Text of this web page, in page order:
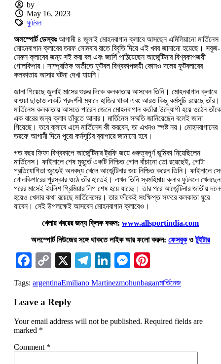
by
May 16, 2023
ফুটবল
অলস্পোর্ট ডেস্কঃআগামী ৪ জুলাই মোহনবাগান ক্লাবে আসছেন এমিলিয়ানো
মোহনবাগান ক্লাবের তরফ সোমবার রাতে বিবৃতি দিয়ে এই খবর জানানো হয়েছে। সবুজ-
মেরুন ক্লাবের জন্য সই করা বল এবং জার্সি পাঠিয়েছেন আর্জেন্টিনার বিশ্বকাপজয়ী
গোলকিপার। সাম্প্রতিক অতীতে ফুটবল বিশ্বকাপজয়ী কোনও দলের ফুটবলারের
কলকাতায় আসার ঘটনা দেখা যায়নি।
জানা গিয়েছে জুলাই মাসের শুরুর দিকে কলকাতায় আসবেন তিনি। মোহনবাগান ক্লাবে
যাওয়া ছাড়াও একটি প্রদর্শনী ম্যাচে হাজির থাকা এবং আরও কিছু কর্মসূচি রয়েছে তাঁর।
মার্তিনেস কলকাতায় আসতে পারেন জেনে মোহনবাগান কর্তারা উদ্যোগী হয়ে ওঠেন তাঁকে
এক বারের জন্য ক্লাব তাঁবুতে আনার। মার্তিনেস সম্মতি জানিয়েছেন বলেই জানা
গিয়েছে। তবে ক্লাবে এসে মার্তিনেস কী করবেন, তা এখনও স্পষ্ট নয়। মোহনবাগানের
তরফে আগামী দিনে পুরো কর্মসূচির ব্যাপারে জানানো হবে।
গত বছর ফিফা বিশ্বকাপে আর্জেন্টিনার ট্রফি জয়ে গুরুত্বপূর্ণ ভূমিকা নিয়েছিলেন
মার্তিনেস। ফাইনালে শেষ মুহূর্তে একটি নিশ্চিত গোল বাঁচানো তো রয়েছেই, গোটা
প্রতিযোগিতা জুড়েই অনবদ্য খেলে আর্জেন্টিনার জয় নিশ্চিত করেন তিনি। ফাইনালে
গোলকিপারের পুরস্কার ওঠে তাঁর হাতেই। এখন তিনি স্বমহিমায় ক্লাব ফুটবলে
পরের মাসেই ইংলিশ প্রিমিয়ার লিগ শেষ হয়ে যাচ্ছে। তার পরে আর্জেন্টিনার জাতীয়
হয়েও খেলার কথা রয়েছে মার্তিনেসের। তার ফাঁকেই সংক্ষিপ্ত সফরে কলকাতা ঘুরে
যাবেন। সেই উপলক্ষেই আসবেন মোহনবাগান ক্লাবেও।
খেলার খবরের জন্য ক্লিক করুন: www.allsportindia.com
অলস্পোর্ট নিউজের সঙ্গে থাকতে লাইক আর ফলো করুন: ফেসবুকওটুইটার
Facebook
Copy
Link
X Telegram
LinkedIn
Messenger
Tags: argentinaEmiliano Martinezmohunbaganমার্তিনেজ
Leave a Reply
Your email address will not be published. Required fields are
marked *
Comment *